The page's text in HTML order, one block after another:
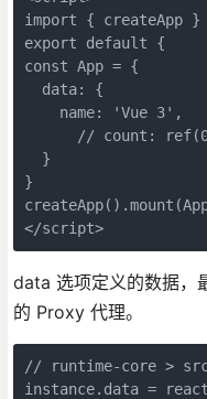
import { createApp }
export default {
const App = {
  data: {
    name: 'Vue 3',
// count:
  }
}
</script>
data 选项定义的数据，
的 Proxy 代理。
// runtime-core >
instance.data =